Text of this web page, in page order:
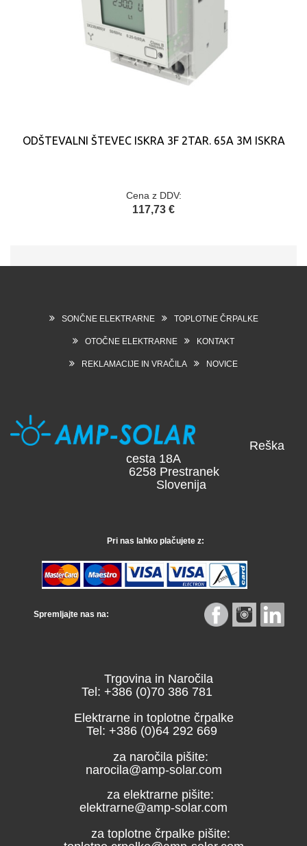
ODŠTEVALNI ŠTEVEC ISKRA 3F 2TAR. 65A 3M ISKRA
Cena z DDV:
117,73 €
SONČNE ELEKTRARNE TOPLOTNE ČRPALKE
OTOČNE ELEKTRARNE KONTAKT
REKLAMACIJE IN VRAČILA NOVICE
Reška
cesta 18A
6258 Prestranek
Slovenija
Pri nas lahko plačujete z:
Spremljajte nas na:
Trgovina in Naročila
Tel: +386 (0)70 386 781
Elektrarne in toplotne črpalke
Tel: +386 (0)64 292 669
za naročila pišite:
narocila@amp-solar.com
za elektrarne pišite:
elektrarne@amp-solar.com
za toplotne črpalke pišite: